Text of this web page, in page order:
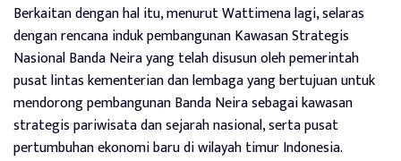
Berkaitan dengan hal itu, menurut Wattimena lagi, selaras
dengan rencana induk pembangunan Kawasan Strategis
Nasional Banda Neira yang telah disusun oleh pemerintah
pusat lintas kementerian dan lembaga yang bertujuan untuk
mendorong pembangunan Banda Neira sebagai kawasan
strategis pariwisata dan sejarah nasional, serta pusat
pertumbuhan ekonomi baru di wilayah timur Indonesia.